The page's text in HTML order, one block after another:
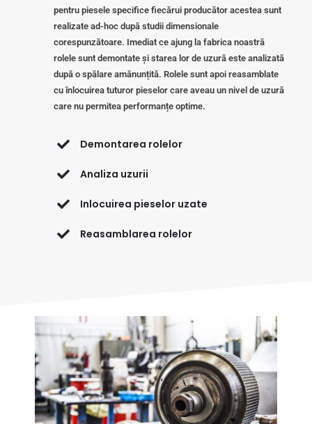
pentru piesele specifice fiecărui producător acestea sunt
realizate ad-hoc după studii dimensionale
corespunzătoare. Imediat ce ajung la fabrica noastră
rolele sunt demontate și starea lor de uzură este analizată
după o spălare amănunțită. Rolele sunt apoi reasamblate
cu înlocuirea tuturor pieselor care aveau un nivel de uzură
care nu permitea performanțe optime.
Demontarea rolelor
Analiza uzurii
Inlocuirea pieselor uzate
Reasamblarea rolelor